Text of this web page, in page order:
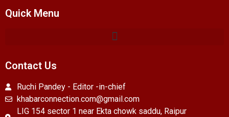
Quick Menu
Contact Us
Ruchi Pandey - Editor -in-chief
khabarconnection.com@gmail.com
LIG 154 sector 1 near Ekta chowk saddu, Raipur